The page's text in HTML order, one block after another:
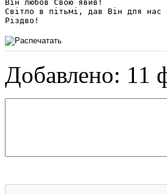
Він любов Свою явив!
Світло в пітьмі, дав Він для нас
Добавлено: 11